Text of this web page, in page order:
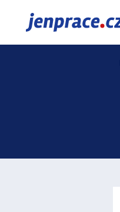
JenPráce.cz